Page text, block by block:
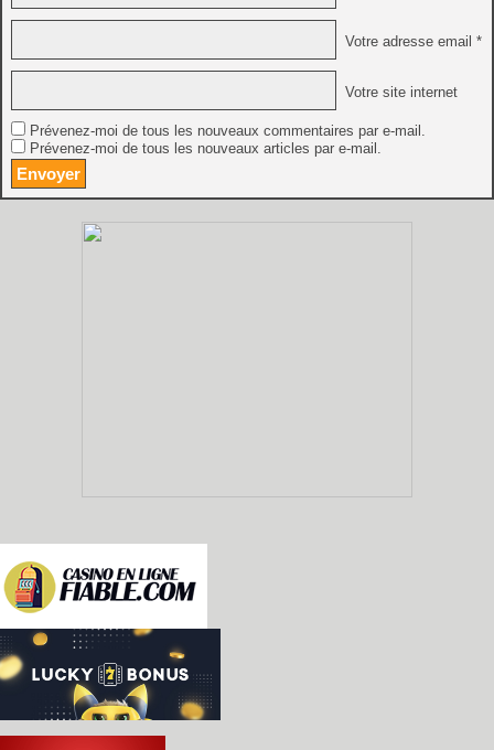
Votre adresse email *
Votre site internet
Prévenez-moi de tous les nouveaux commentaires par e-mail.
Prévenez-moi de tous les nouveaux articles par e-mail.